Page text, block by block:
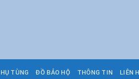
TÙNG ĐỒ BẢO HỘ THÔNG TIN LIÊN